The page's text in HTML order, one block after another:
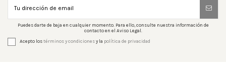
Puedes darte de baja en cualquier momento. Para ello, consulte nuestra información de
contacto en el Aviso Legal.
Acepto lostérminos y condicionesy la política de privacidad